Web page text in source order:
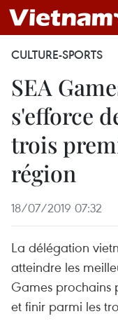
CULTURE-SPORTS
SEA
s'efforce
trois
région
18/07/2019 07:32
La délégation
atteindre les
Games prochains
et finir parmi les